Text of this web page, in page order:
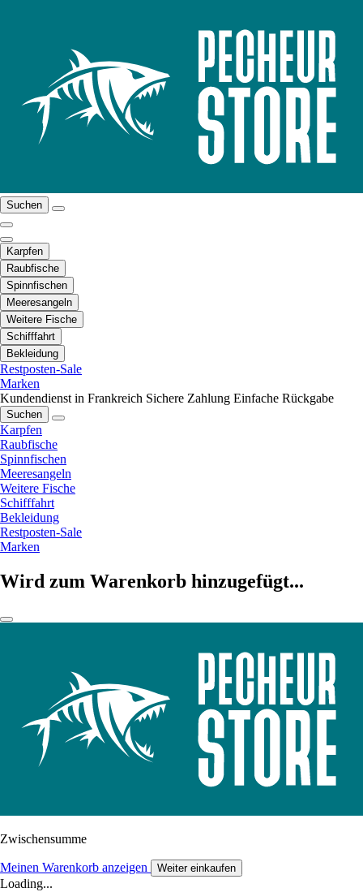
Suchen
Karpfen
Raubfische
Spinnfischen
Meeresangeln
Weitere Fische
Schifffahrt
Bekleidung
Restposten-Sale
Marken
Kundendienst in Frankreich Sichere Zahlung Einfache Rückgabe
Suchen
Karpfen
Raubfische
Spinnfischen
Meeresangeln
Weitere Fische
Schifffahrt
Bekleidung
Restposten-Sale
Marken
Wird zum Warenkorb hinzugefügt...
Zwischensumme
Meinen Warenkorb anzeigen Weiter einkaufen
Loading...